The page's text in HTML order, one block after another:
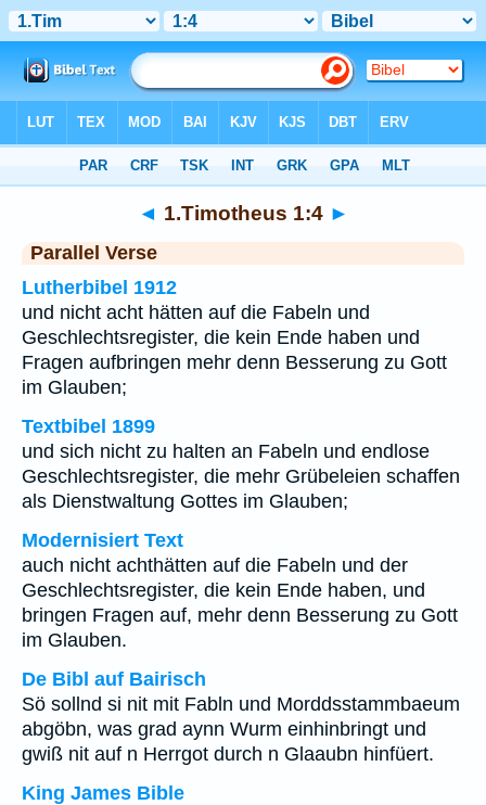
◄ 1.Timotheus 1:4 ►
Parallel Verse
Lutherbibel 1912
und nicht acht hätten auf die Fabeln und
Geschlechtsregister, die kein Ende haben und
Fragen aufbringen mehr denn Besserung zu Gott
im Glauben;
Textbibel 1899
und sich nicht zu halten an Fabeln und endlose
Geschlechtsregister, die mehr Grübeleien schaffen
als Dienstwaltung Gottes im Glauben;
Modernisiert Text
auch nicht achthätten auf die Fabeln und der
Geschlechtsregister, die kein Ende haben, und
bringen Fragen auf, mehr denn Besserung zu Gott
im Glauben.
De Bibl auf Bairisch
Sö sollnd si nit mit Fabln und Morddsstammbaeum
abgöbn, was grad aynn Wurm einhinbringt und
gwiß nit auf n Herrgot durch n Glaaubn hinfüert.
King James Bible